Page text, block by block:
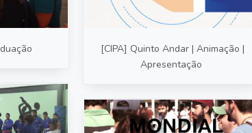
[CIPA] Quinto Andar | Animação |
Apresentação